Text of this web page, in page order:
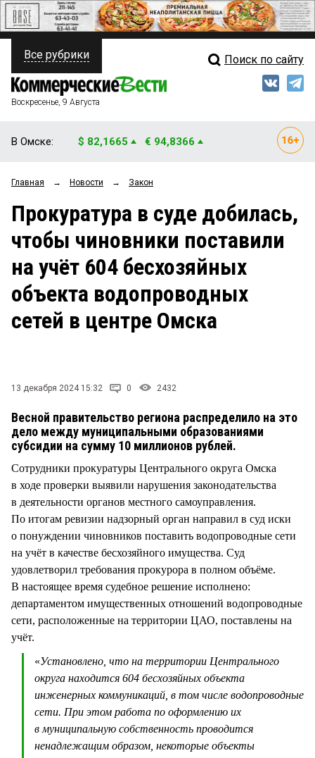
ПОЛИТИКА
ФИНАНСЫ
ОБЩЕСТВО
ЗАКОН
ПРОИСШЕСТВИЯ
СТИЛЬ ЖИЗНИ
Свежий выпуск
Рейтинги
Блоги
Архив
Все рубрики Поиск по сайту
Воскресенье, 9 Августа
В Омске: $ 82,1665 € 94,8366
Главная → Новости → Закон
Прокуратура в суде добилась,
чтобы чиновники поставили
на учёт 604 бесхозяйных
объекта водопроводных
сетей в центре Омска
13 декабря 2024 15:32 0 2432
Весной правительство региона распределило на это
дело между муниципальными образованиями
субсидии на сумму 10 миллионов рублей.
Сотрудники прокуратуры Центрального округа Омска
в ходе проверки выявили нарушения законодательства
в деятельности органов местного самоуправления.
По итогам ревизии надзорный орган направил в суд иски
о понуждении чиновников поставить водопроводные сети
на учёт в качестве бесхозяйного имущества. Суд
удовлетворил требования прокурора в полном объёме.
В настоящее время судебное решение исполнено:
департаментом имущественных отношений водопроводные
сети, расположенные на территории ЦАО, поставлены на
учёт.
«Установлено, что на территории Центрального
округа находится 604 бесхозяйных объекта
инженерных коммуникаций, в том числе водопроводные
сети. При этом работа по оформлению их
в муниципальную собственность проводится
ненадлежащим образом, некоторые объекты